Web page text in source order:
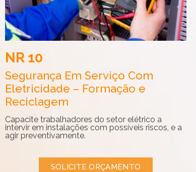
NR 10
Segurança Em Serviço Com
Eletricidade – Formação e
Reciclagem
Capacite trabalhadores do setor elétrico a
intervir em instalações com possíveis riscos, e a
agir preventivamente.
SOLICITE ORÇAMENTO